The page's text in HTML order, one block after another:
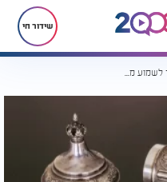
שידור חי
האם מותר לשמוע מגילה בזום בשידור חי באינטרנט?